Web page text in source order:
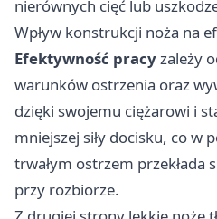
nierównych cięć lub
Wpływ konstrukcji noża na
Efektywność pracyzależy
warunków ostrzenia oraz
dzięki swojemu ciężarowi i
mniejszej siły docisku, co w
trwałym ostrzem przekłada
przy rozbiorze.